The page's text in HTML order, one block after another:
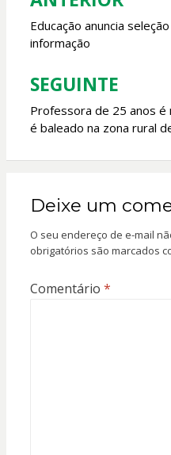
k
de
Post
Educação anuncia
informação
SEGUINTE
Professora de 25 anos
é baleado na zona rural
Deixe um
O seu endereço de e-mail
obrigatórios são marcados
Comentário *